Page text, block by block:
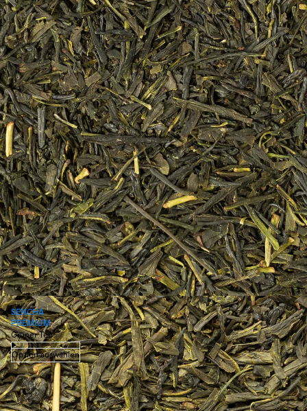
SENCHA
PREMIUM
Grüner Tee
Option auswählen